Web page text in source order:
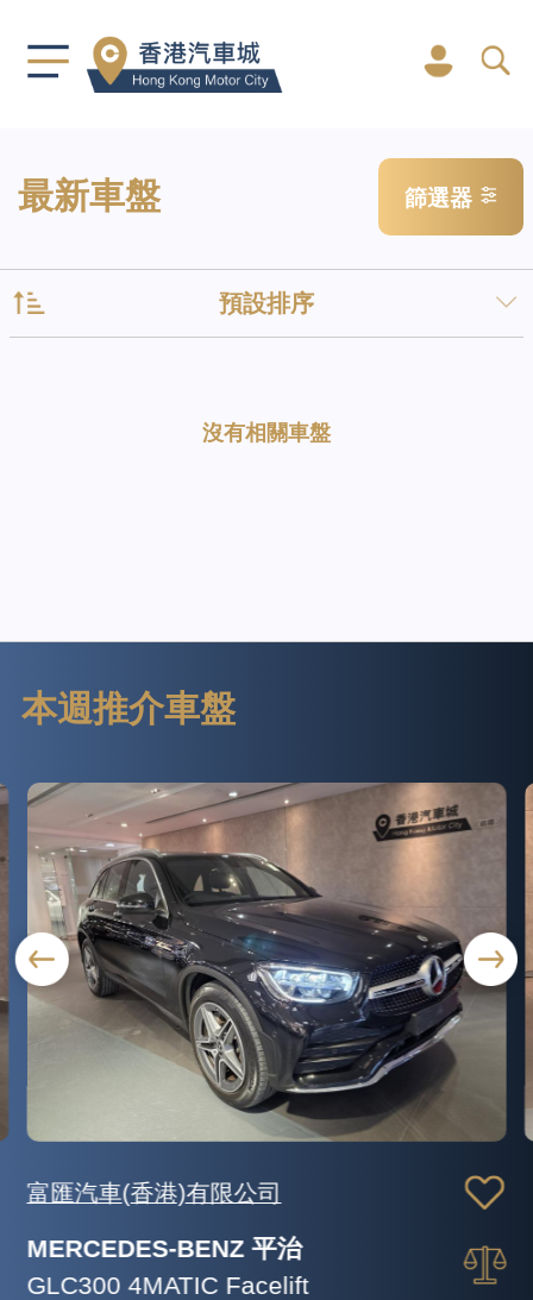
最新車盤 篩選器
預設排序
沒有相關車盤
本週推介車盤
富匯汽車(香港)有限公司
MERCEDES-BENZ 平治
GLC300 4MATIC Facelift